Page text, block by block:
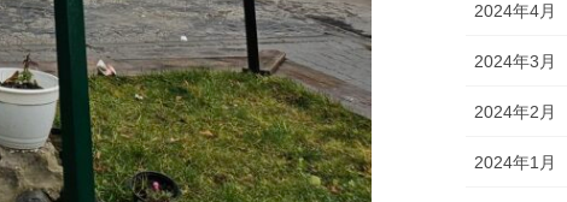
2024年4月
2024年3月
2024年2月
2024年1月